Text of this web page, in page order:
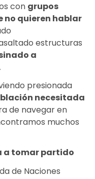
con grupos
quieren hablar
estructuras
a
presionada
necesitada
de navegar en
muchos
a tomar partido
de Naciones